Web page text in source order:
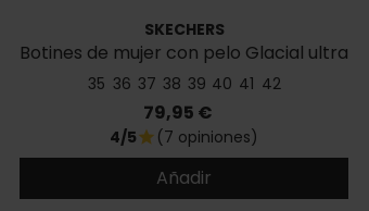
SKECHERS
Botines de mujer con pelo Glacial ultra
35 36 37 38 39 40 41 42
Precio
79,95 €
4/5star (7 opiniones)
Añadir